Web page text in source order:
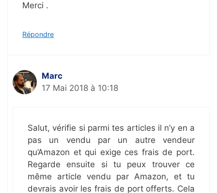
Merci .
Répondre
Marc
17 Mai 2018 à 10:18
Salut, vérifie si parmi tes articles il n’y en a
pas un vendu par un autre vendeur
qu’Amazon et qui exige ces frais de port.
Regarde ensuite si tu peux trouver ce
même article vendu par Amazon, et tu
devrais avoir les frais de port offerts. Cela